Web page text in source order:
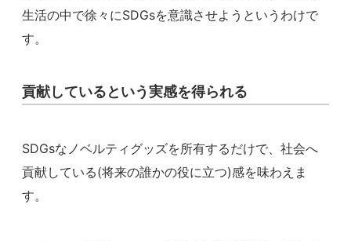
生活の中で徐々にSDGsを意識させようというわけで
す。
貢献しているという実感を得られる
SDGsなノベルティグッズを所有するだけで、社会へ
貢献している(将来の誰かの役に立つ)感を味わえま
す。